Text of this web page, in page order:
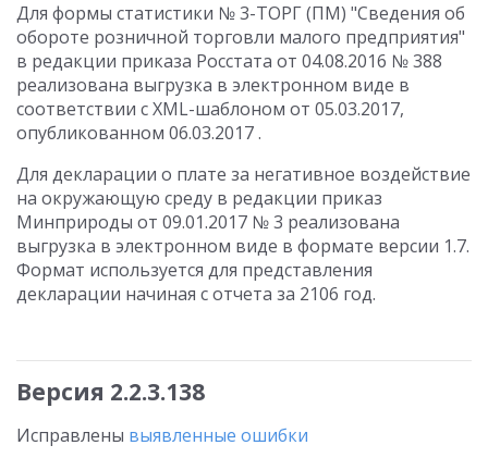
Для формы статистики № 3-ТОРГ (ПМ) "Сведения об
обороте розничной торговли малого предприятия"
в редакции приказа Росстата от 04.08.2016 № 388
реализована выгрузка в электронном виде в
соответствии с XML-шаблоном от 05.03.2017,
опубликованном 06.03.2017 .
Для декларации о плате за негативное воздействие
на окружающую среду в редакции приказ
Минприроды от 09.01.2017 № 3 реализована
выгрузка в электронном виде в формате версии 1.7.
Формат используется для представления
декларации начиная с отчета за 2106 год.
Версия 2.2.3.138
Исправлены выявленные ошибки